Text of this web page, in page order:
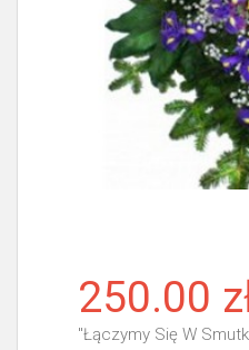
250.00
"Łączymy Się W